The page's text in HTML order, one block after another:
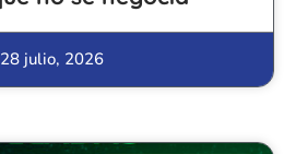
28 julio, 2026